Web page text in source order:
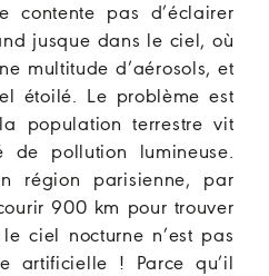
contente pas d’éclairer
jusque dans le ciel, où
multitude d’aérosols, et
étoilé. Le problème est
population terrestre vit
de pollution lumineuse.
région parisienne, par
900 km pour trouver
ciel nocturne n’est pas
artificielle ! Parce qu’il